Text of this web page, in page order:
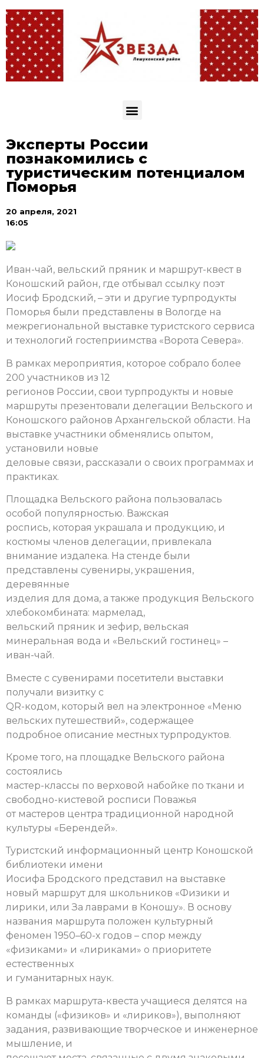
Эксперты России
познакомились с
туристическим потенциалом
Поморья
20 апреля, 2021
16:05
Иван-чай, вельский пряник и маршрут-квест в
Коношский район, где отбывал ссылку поэт
Иосиф Бродский, – эти и другие турпродукты
Поморья были представлены в Вологде на
межрегиональной выставке туристского сервиса
и технологий гостеприимства «Ворота Севера».
В рамках мероприятия, которое собрало более
200 участников из 12
регионов России, свои турпродукты и новые
маршруты презентовали делегации Вельского и
Коношского районов Архангельской области. На
выставке участники обменялись опытом,
установили новые
деловые связи, рассказали о своих программах и
практиках.
Площадка Вельского района пользовалась
особой популярностью. Важская
роспись, которая украшала и продукцию, и
костюмы членов делегации, привлекала
внимание издалека. На стенде были
представлены сувениры, украшения,
деревянные
изделия для дома, а также продукция Вельского
хлебокомбината: мармелад,
вельский пряник и зефир, вельская
минеральная вода и «Вельский гостинец» –
иван-чай.
Вместе с сувенирами посетители выставки
получали визитку с
QR-кодом, который вел на электронное «Меню
вельских путешествий», содержащее
подробное описание местных турпродуктов.
Кроме того, на площадке Вельского района
состоялись
мастер-классы по верховой набойке по ткани и
свободно-кистевой росписи Поважья
от мастеров центра традиционной народной
культуры «Берендей».
Туристский информационный центр Коношской
библиотеки имени
Иосифа Бродского представил на выставке
новый маршрут для школьников «Физики и
лирики, или За лаврами в Коношу». В основу
названия маршрута положен культурный
феномен 1950–60-х годов – спор между
«физиками» и «лириками» о приоритете
естественных
и гуманитарных наук.
В рамках маршрута-квеста учащиеся делятся на
команды («физиков» и «лириков»), выполняют
задания, развивающие творческое и инженерное
мышление, и